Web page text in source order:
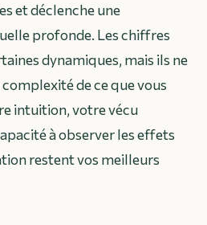
et déclenche une
profonde. Les chiffres
dynamiques, mais ils ne
de ce que vous
intuition, votre vécu
à observer les effets
restent vos meilleurs